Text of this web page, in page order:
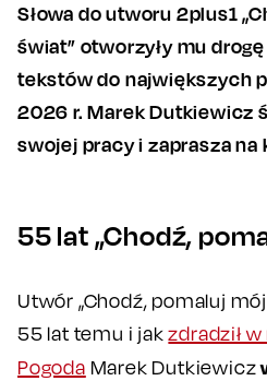
Słowa do utworu 2plus1
świat” otworzyły mu
tekstów do największych
2026 r. Marek Dutkiewicz
swojej pracy i zaprasza na
55 lat „Chodź,
Utwór „Chodź, pomaluj
55 lat temu i jakzdradził
Pogoda Marek Dutkiewicz